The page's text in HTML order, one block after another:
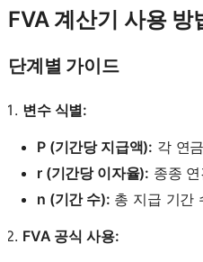
FVA 계산기 사용 방
단계별 가이드
변수 식별:
P (기간당 지급액): 각 연
r (기간당 이자율): 종종
n (기간 수): 총 지급 기간
FVA 공식 사용: